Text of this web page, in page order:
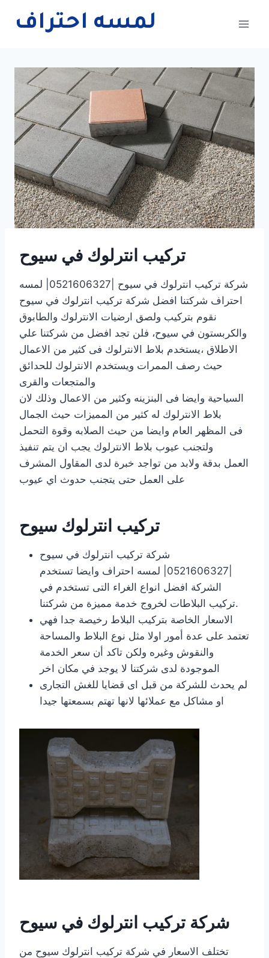
لمسه احتراف
تركيب انترلوك في سيوح
شركة تركيب انترلوك في سيوح |0521606327| لمسه
احتراف شركتنا افضل شركة تركيب انترلوك في سيوح
نقوم بتركيب ولصق ارضيات الانترلوك والطابوق
والكربستون في سيوح، فلن تجد افضل من شركتنا علي
الاطلاق ،يستخدم بلاط الانترلوك فى كثير من الاعمال
حيث رصف الممرات ويستخدم الانترلوك للحدائق
والمتجعات والقرى
السياحية وايضا فى البنزينه وكثير من الاعمال وذلك لان
بلاط الانترلوك له كثير من المميزات حيث الجمال
فى المظهر العام وايضا من حيث الصلابه وقوة التحمل
ولتجنب عيوب بلاط الانترلوك يجب ان يتم تنفيذ
العمل بدقة ولابد من تواجد خبرة لدى المقاول المشرف
على العمل حتى يتجنب حدوث اي عيوب
تركيب انترلوك سيوح
شركة تركيب انترلوك في سيوح
|0521606327| لمسه احتراف وايضا تستخدم
الشركة افضل انواع الغراء التى تستخدم في
تركيب البلاطات لخروج خدمة مميزة من شركتنا.
الاسعار الخاصة بتركيب البلاط رخيصة جدا فهي
تعتمد على عدة أمور اولا مثل نوع البلاط والمساحة
والنقوش وغيره ولكن تاكد أن سعر الخدمة
الموجودة لدى شركتنا لا يوجد في مكان اخر
لم يحدث للشركة من قبل اى قضايا للغش التجارى
او مشاكل مع عملائها لانها تهتم بسمعتها جيدا
شركة تركيب انترلوك في سيوح
تختلف الاسعار في شركة تركيب انترلوك سيوح من